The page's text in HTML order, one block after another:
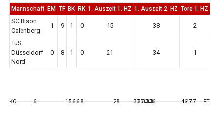
Mannschaft EM TF BK RK 1. Auszeit 1. HZ 1. Auszeit 2. HZ Tore 1. HZ
SC Bison
Calenberg
1 9 1 0 15 38 2
TuS
Düsseldorf
Nord
0 8 1 0 21 34 1
KO 6 15161618 28 3333333336 464747 FT